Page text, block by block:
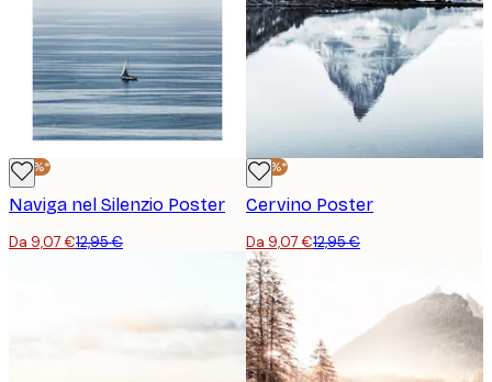
-30%*
Naviga nel Silenzio Poster
Da 9,07 €12,95 €
-30%*
Cervino Poster
Da 9,07 €12,95 €